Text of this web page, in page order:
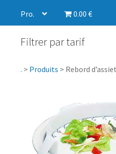
Pro. 0.00 €
Filtrer par tarif
. > Produits > Rebord